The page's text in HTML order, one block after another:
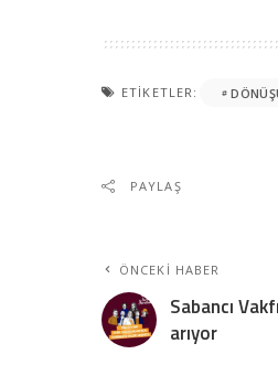
ETIKETLER:
PAYLAŞ
ÖNCEKI HABER
Sabancı
arıyor